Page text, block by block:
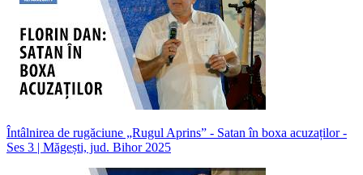
Întâlnirea de rugăciune „Rugul Aprins” - Satan în boxa acuzaților -
Ses 3 | Măgești, jud. Bihor 2025